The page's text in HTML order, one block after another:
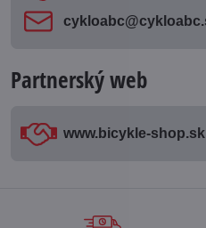
Partnerský web
www​.bicykle-shop​.sk